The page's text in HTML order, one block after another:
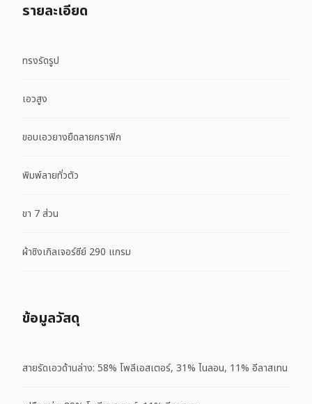
รายละเอียด
ทรงรัดรูป
เอวสูง
ขอบเอวยางยืดลายกราฟิก
พิมพ์ลายทั่วตัว
ขา 7 ส่วน
ผ้าซิงเกิลเจอร์ซีย์ 290 แกรม
ข้อมูลวัสดุ
สายรัดเอวด้านล่าง: 58% โพลีเอสเตอร์, 31% ไนลอน, 11% อีลาสเทน